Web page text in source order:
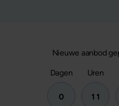
Nieuwe aanbod
Dagen
0
Uren
1 1